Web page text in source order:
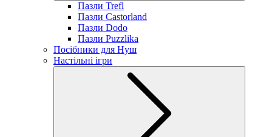
Пазли Trefl
Пазли Castorland
Пазли Dodo
Пазли Puzzlika
Посібники для Нуш
Настільні ігри